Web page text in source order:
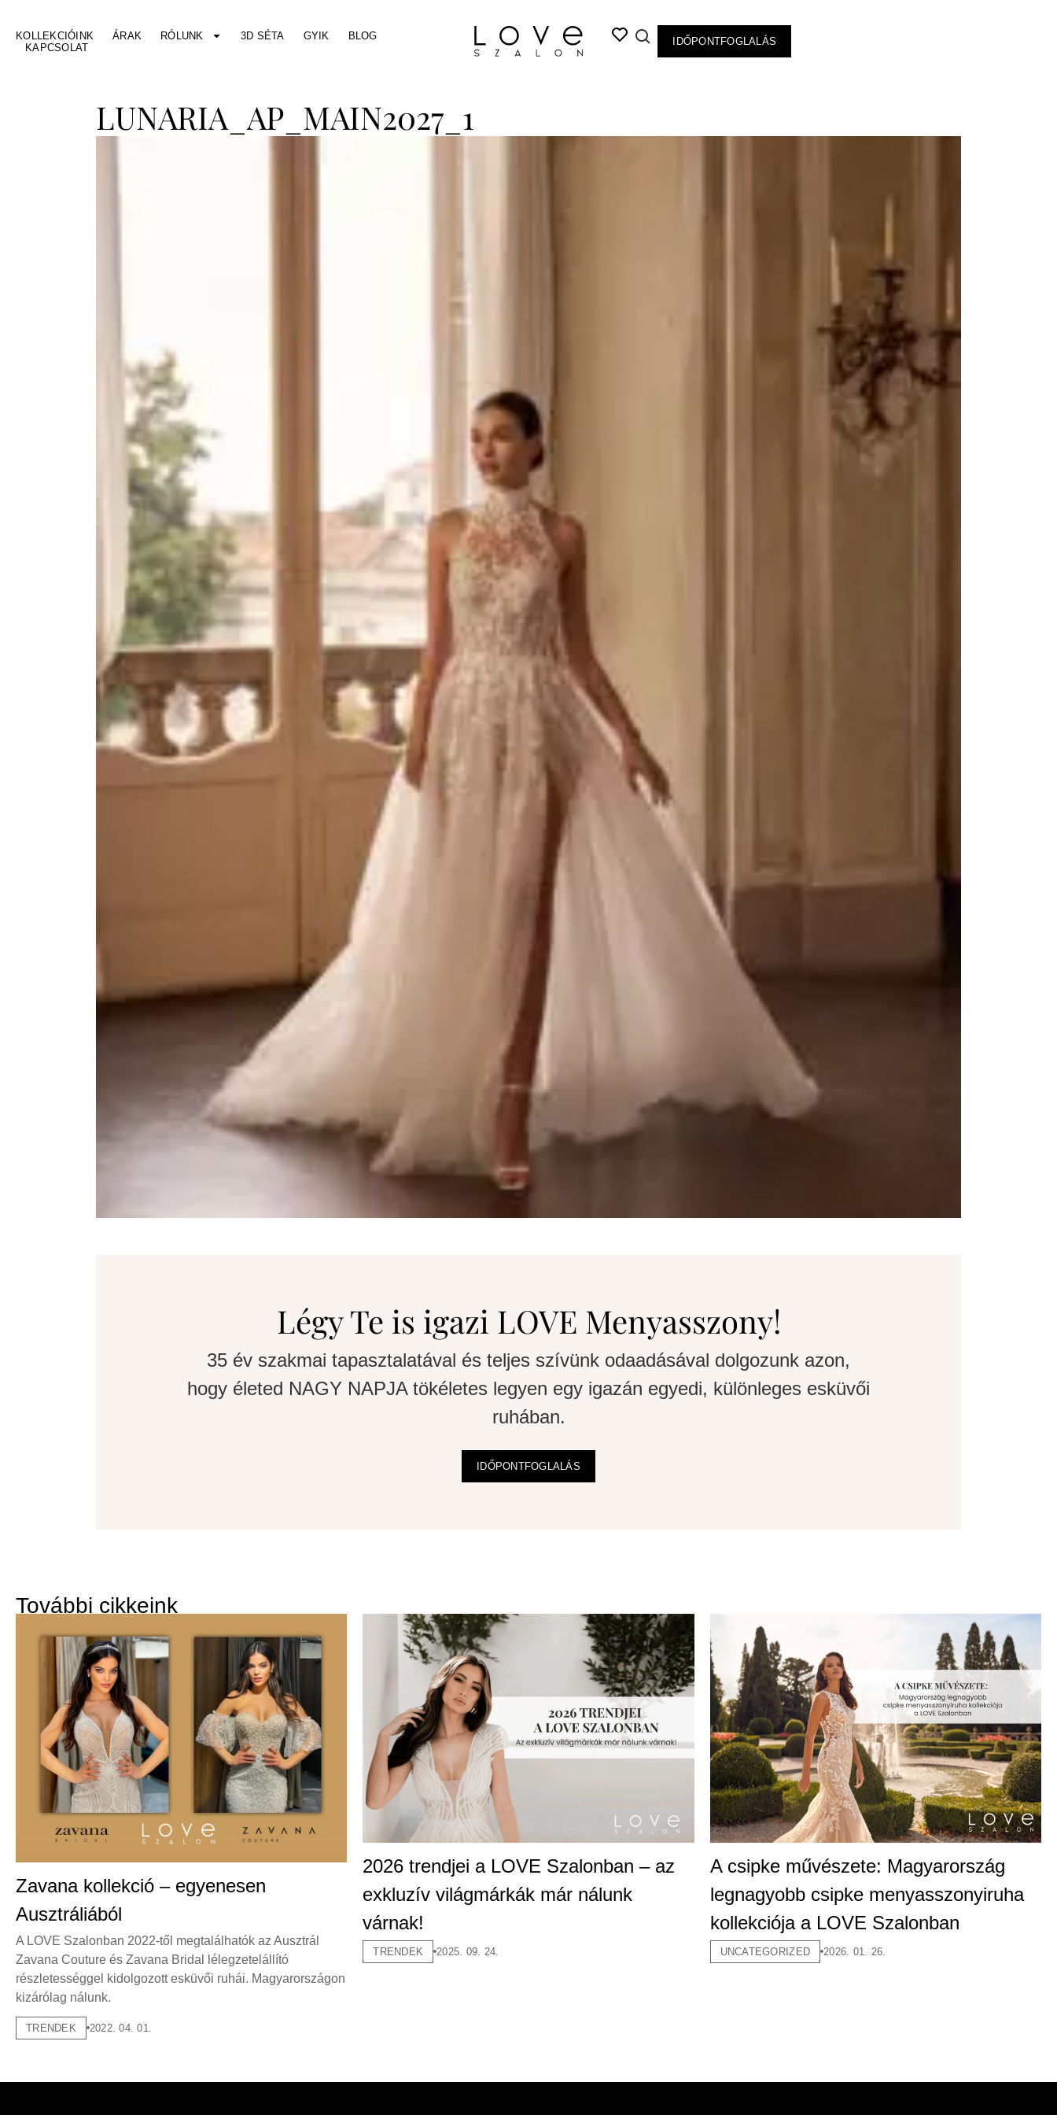
KOLLEKCIÓINK ÁRAK RÓLUNK 3D SÉTA GYIK
BLOG
KAPCSOLAT
IDŐPONTFOGLALÁS
LUNARIA_AP_MAIN2027_1
Légy Te is igazi LOVE Menyasszony!
35 év szakmai tapasztalatával és teljes szívünk odaadásával dolgozunk azon,
hogy életed NAGY NAPJA tökéletes legyen egy igazán egyedi, különleges esküvői
ruhában.
IDŐPONTFOGLALÁS
További cikkeink
Zavana kollekció – egyenesen
Ausztráliából
A LOVE Szalonban 2022-től megtalálhatók az Ausztrál
Zavana Couture és Zavana Bridal lélegzetelállító
részletességgel kidolgozott esküvői ruhái. Magyarországon
kizárólag nálunk.
TRENDEK 2022. 04. 01.
2026 trendjei a LOVE Szalonban – az
exkluzív világmárkák már nálunk
várnak!
TRENDEK 2025. 09. 24.
A csipke művészete: Magyarország
legnagyobb csipke menyasszonyiruha
kollekciója a LOVE Szalonban
UNCATEGORIZED 2026. 01. 26.